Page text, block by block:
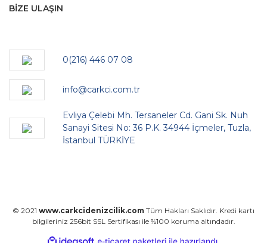
BİZE ULAŞIN
0(216) 446 07 08
info@carkci.com.tr
Evliya Çelebi Mh. Tersaneler Cd. Gani Sk. Nuh
Sanayi Sitesi No: 36 P.K. 34944 İçmeler, Tuzla,
İstanbul TÜRKİYE
© 2021 www.carkcidenizcilik.com Tüm Hakları Saklıdır. Kredi kartı
bilgileriniz 256bit SSL Sertifikası ile %100 koruma altındadır.